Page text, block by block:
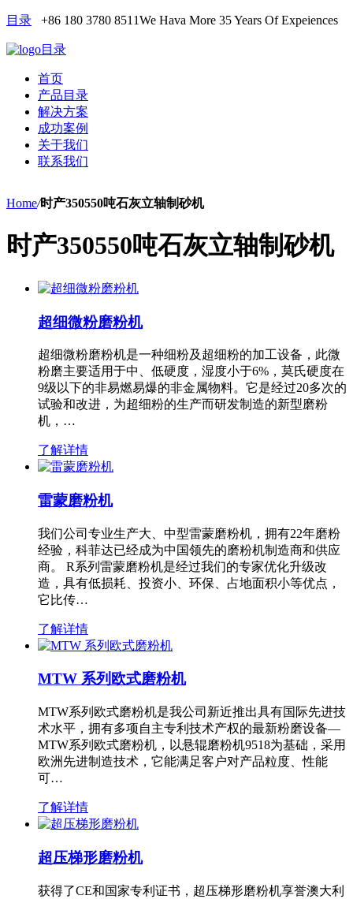
目录 +86 180 3780 8511We Hava More 35 Years Of Expeiences
目录
首页
产品目录
解决方案
成功案例
关于我们
联系我们
Home/时产350550吨石灰立轴制砂机
时产350550吨石灰立轴制砂机
超细微粉磨粉机
超细微粉磨粉机是一种细粉及超细粉的加工设备，此微
粉磨主要适用于中、低硬度，湿度小于6%，莫氏硬度在
9级以下的非易燃易爆的非金属物料。它是经过20多次的
试验和改进，为超细粉的生产而研发制造的新型磨粉
机，…
了解详情
雷蒙磨粉机
我们公司专业生产大、中型雷蒙磨粉机，拥有22年磨粉
经验，科菲达已经成为中国领先的磨粉机制造商和供应
商。 R系列雷蒙磨粉机是经过我们的专家优化升级改
造，具有低损耗、投资小、环保、占地面积小等优点，
它比传…
了解详情
MTW 系列欧式磨粉机
MTW系列欧式磨粉机是我公司新近推出具有国际先进技
术水平，拥有多项自主专利技术产权的最新粉磨设备—
MTW系列欧式磨粉机，以悬辊磨粉机9518为基础，采用
欧洲先进制造技术，它能满足客户对产品粒度、性能
可…
了解详情
超压梯形磨粉机
获得了CE和国家专利证书，超压梯形磨粉机享誉澳大利